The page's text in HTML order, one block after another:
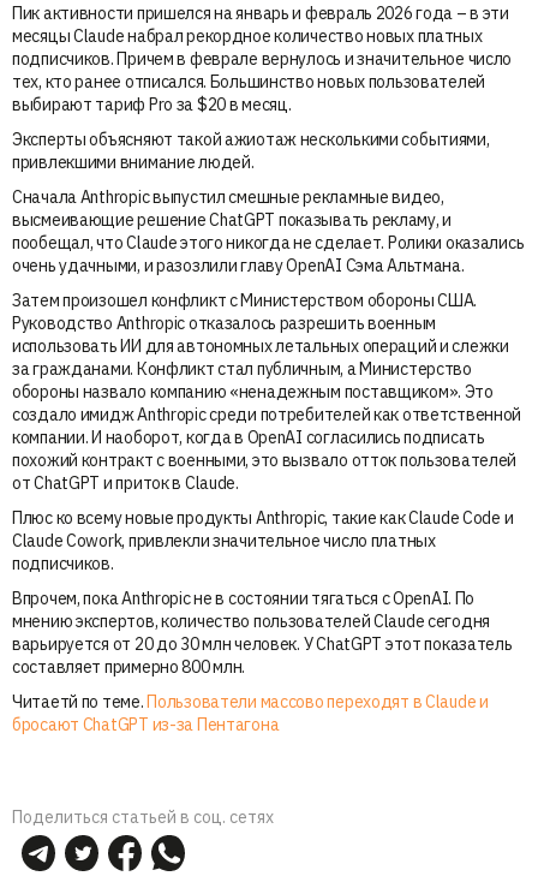
Пик активности пришелся на январь и февраль 2026 года – в эти
месяцы Claude набрал рекордное количество новых платных
подписчиков. Причем в феврале вернулось и значительное число
тех, кто ранее отписался. Большинство новых пользователей
выбирают тариф Pro за $20 в месяц.
Эксперты объясняют такой ажиотаж несколькими событиями,
привлекшими внимание людей.
Сначала Anthropic выпустил смешные рекламные видео,
высмеивающие решение ChatGPT показывать рекламу, и
пообещал, что Claude этого никогда не сделает. Ролики оказались
очень удачными, и разозлили главу OpenAI Сэма Альтмана.
Затем произошел конфликт с Министерством обороны США.
Руководство Anthropic отказалось разрешить военным
использовать ИИ для автономных летальных операций и слежки
за гражданами. Конфликт стал публичным, а Министерство
обороны назвало компанию «ненадежным поставщиком». Это
создало имидж Anthropic среди потребителей как ответственной
компании. И наоборот, когда в OpenAI согласились подписать
похожий контракт с военными, это вызвало отток пользователей
от ChatGPT и приток в Claude.
Плюс ко всему новые продукты Anthropic, такие как Claude Code и
Claude Cowork, привлекли значительное число платных
подписчиков.
Впрочем, пока Anthropic не в состоянии тягаться с OpenAI. По
мнению экспертов, количество пользователей Claude сегодня
варьируется от 20 до 30 млн человек. У ChatGPT этот показатель
составляет примерно 800 млн.
Читаетй по теме.Пользователи массово переходят в Claude и
бросают ChatGPT из-за Пентагона
Поделиться статьей в соц. сетях